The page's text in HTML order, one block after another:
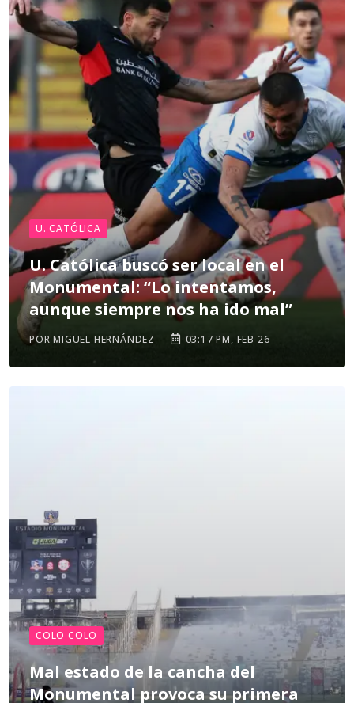
U. CATÓLICA
U. Católica buscó ser local en el
Monumental: “Lo intentamos,
aunque siempre nos ha ido mal”
POR MIGUEL HERNÁNDEZ 03:17 PM, FEB 26
COLO COLO
Mal estado de la cancha del
Monumental provoca su primera